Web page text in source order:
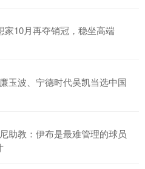
家10月再夺销冠，稳坐高端
玉波、宁德时代吴凯当选中国
助教：伊布是最难管理的球员